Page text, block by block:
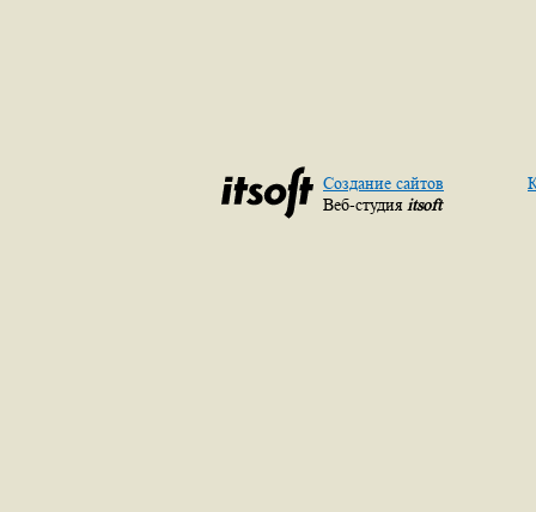
Создание сайтов
Веб-студия itsoft